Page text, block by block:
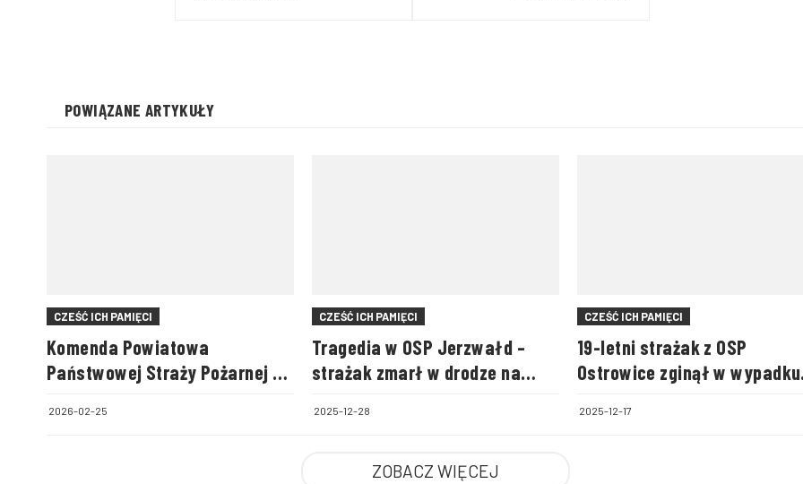
POWIĄZANE ARTYKUŁY
CZEŚĆ ICH PAMIĘCI
Komenda Powiatowa
Państwowej Straży Pożarnej w
funkcjonariusza
2026-02-25
CZEŚĆ ICH PAMIĘCI
Tragedia w OSP Jerzwałd –
strażak zmarł w drodze na
2025-12-28
CZEŚĆ ICH PAMIĘCI
19-letni strażak z OSP
Ostrowice zginął w wypadku
2025-12-17
ZOBACZ WIĘCEJ